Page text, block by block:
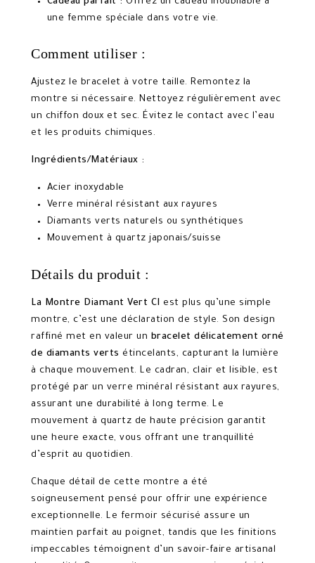
une femme spéciale dans votre vie.
Comment utiliser :
Ajustez le bracelet à votre taille. Remontez la
montre si nécessaire. Nettoyez régulièrement avec
un chiffon doux et sec. Évitez le contact avec l’eau
et les produits chimiques.
Ingrédients/Matériaux :
Acier inoxydable
Verre minéral résistant aux rayures
Diamants verts naturels ou synthétiques
Mouvement à quartz japonais/suisse
Détails du produit :
La Montre Diamant Vert CI est plus qu’une simple
montre, c’est une déclaration de style. Son design
raffiné met en valeur un bracelet délicatement orné
de diamants verts étincelants, capturant la lumière
à chaque mouvement. Le cadran, clair et lisible, est
protégé par un verre minéral résistant aux rayures,
assurant une durabilité à long terme. Le
mouvement à quartz de haute précision garantit
une heure exacte, vous offrant une tranquillité
d’esprit au quotidien.
Chaque détail de cette montre a été
soigneusement pensé pour offrir une expérience
exceptionnelle. Le fermoir sécurisé assure un
maintien parfait au poignet, tandis que les finitions
impeccables témoignent d’un savoir-faire artisanal